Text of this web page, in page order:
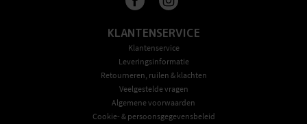
KLANTENSERVICE
Klantenservice
Leveringsinformatie
Retourneren, ruilen & klachten
Veelgestelde vragen
Algemene voorwaarden
Cookie- & persoonsgegevensbeleid